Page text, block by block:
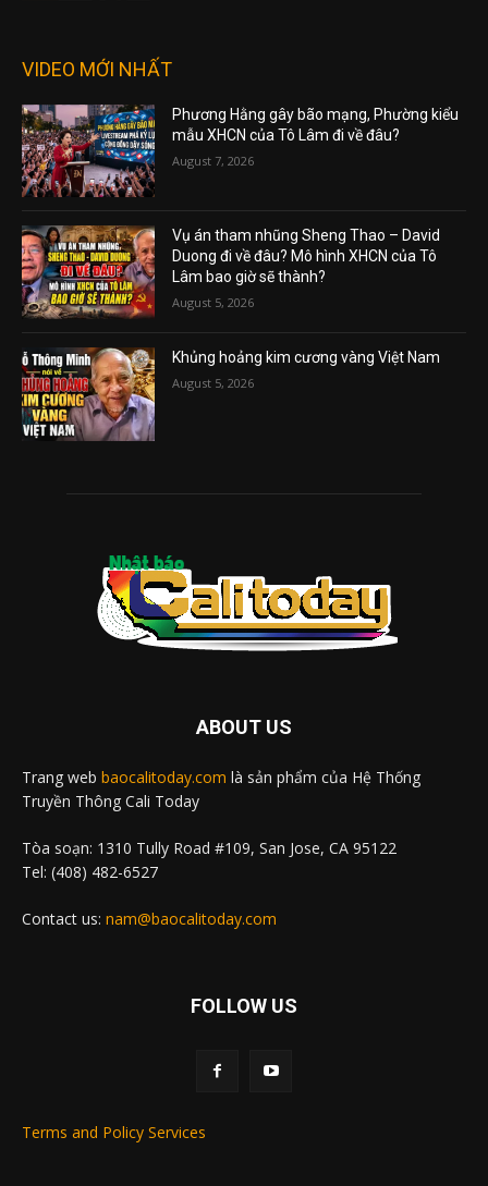
VIDEO MỚI NHẤT
Phương Hằng gây bão mạng, Phường kiểu
mẫu XHCN của Tô Lâm đi về đâu?
August 7, 2026
Vụ án tham nhũng Sheng Thao – David
Duong đi về đâu? Mô hình XHCN của Tô
Lâm bao giờ sẽ thành?
August 5, 2026
Khủng hoảng kim cương vàng Việt Nam
August 5, 2026
ABOUT US
Trang web baocalitoday.com là sản phẩm của Hệ Thống
Truyền Thông Cali Today
Tòa soạn: 1310 Tully Road #109, San Jose, CA 95122
Tel: (408) 482-6527
Contact us: nam@baocalitoday.com
FOLLOW US
Terms and Policy Services